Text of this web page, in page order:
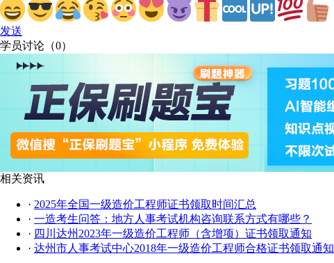
发送
学员讨论（0）
相关资讯
· 2025年全国一级造价工程师证书领取时间汇总
· 一造考生问答：地方人事考试机构咨询联系方式有哪些？
· 四川达州2023年一级造价工程师（含增项）证书领取通知
· 达州市人事考试中心2018年一级造价工程师合格证书领取通知